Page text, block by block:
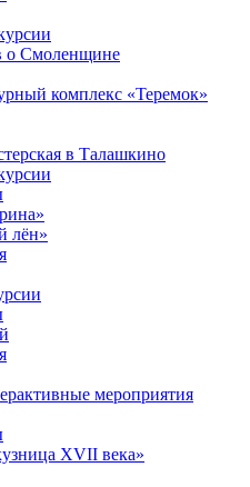
о Смоленщине
комплекс «Теремок»
в Талашкино
лён»
мероприятия
XVII века»